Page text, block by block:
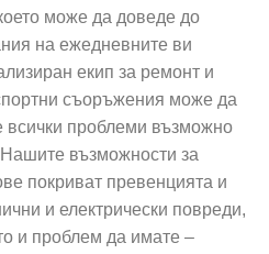
може да доведе до
на ежедневните ви
екип за ремонт и
съоръжения може да
всички проблеми възможно
възможности за
покриват превенцията и
и електрически повреди,
и проблем да имате –